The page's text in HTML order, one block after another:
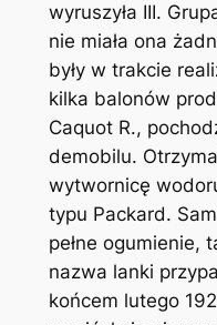
wyruszyła III.
nie miała ona
były w trakcie
kilka balonów
Caquot R.,
demobilu.
wytwornicę
typu Packard.
pełne ogumienie,
nazwa lanki
końcem lutego